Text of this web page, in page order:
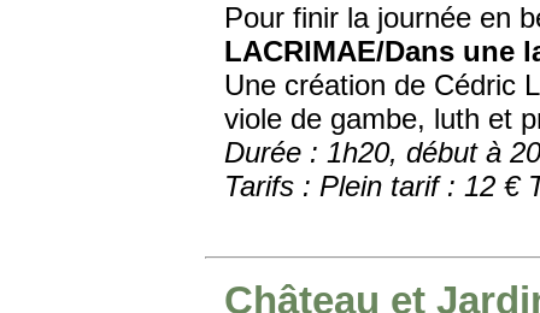
Pour finir la journée en
LACRIMAE/Dans une
Une création de Cédric
viole de gambe, luth et
Durée : 1h20, début à
Tarifs : Plein tarif : 12 €
Château et